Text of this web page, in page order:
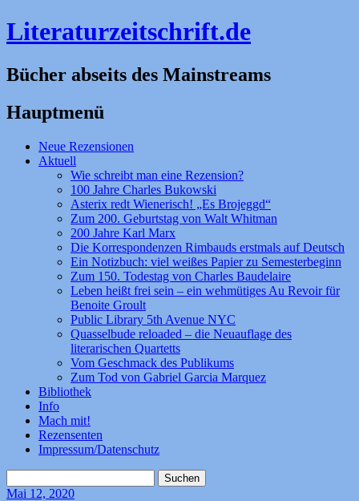
Literaturzeitschrift.de
Bücher abseits des Mainstreams
Hauptmenü
Zum
Inhalt
Neue Rezensionen
Aktuell
Wie schreibt man eine Rezension?
100 Jahre Charles Bukowski
Asterix redt Wienerisch! „Es Brojeggd“
Zum 200. Geburtstag von Walt Whitman
200 Jahre Karl Marx
Die Korrespondenzen Rimbauds erstmals auf Deutsch
Ein Notizbuch: viel weißes Papier zu Semesterbeginn
Zum 150. Todestag von Charles Baudelaire
Leben heißt frei sein – ein wehmütiges Au Revoir für
Benoite Groult
Public Library 5th Avenue NYC
Quasselbude reloaded – die Neuauflage des
literarischen Quartetts
Vom Geschmack des Publikums
Zum Tod von Gabriel Garcia Marquez
Bibliothek
Info
Mach mit!
Rezensenten
Impressum/Datenschutz
nach:
Mai 12, 2020